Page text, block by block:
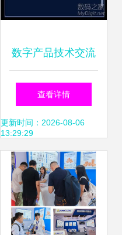
数字产品技术交流
网站 开发者与爱好
者的创新沃土
查看详情
更新时间：2026-08-06
13:29:29